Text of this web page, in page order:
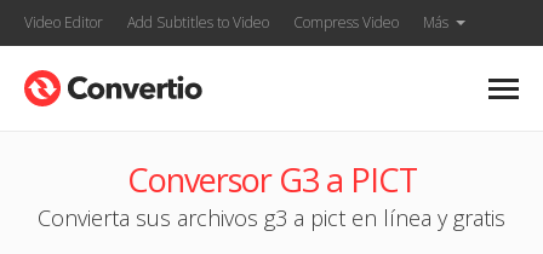
Video Editor Add Subtitles to Video Compress Video Más
Conversor G3 a PICT
Convierta sus archivos g3 a pict en línea y gratis